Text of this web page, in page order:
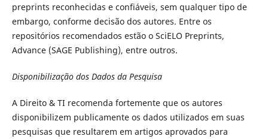
preprints reconhecidas e confiáveis, sem qualquer tipo de
embargo, conforme decisão dos autores. Entre os
repositórios recomendados estão o SciELO Preprints,
Advance (SAGE Publishing), entre outros.
Disponibilização dos Dados da Pesquisa
A Direito & TI recomenda fortemente que os autores
disponibilizem publicamente os dados utilizados em suas
pesquisas que resultarem em artigos aprovados para